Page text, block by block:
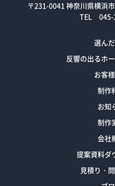
〒231-0041 神奈川県横浜
TEL 045-
選ん
反響の出るホ
お客
制作
お知
制作
会社
提案資料ダ
見積り・